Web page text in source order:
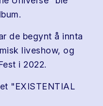
de begynt å innta
liveshow, og
i 2022.
"EXISTENTIAL